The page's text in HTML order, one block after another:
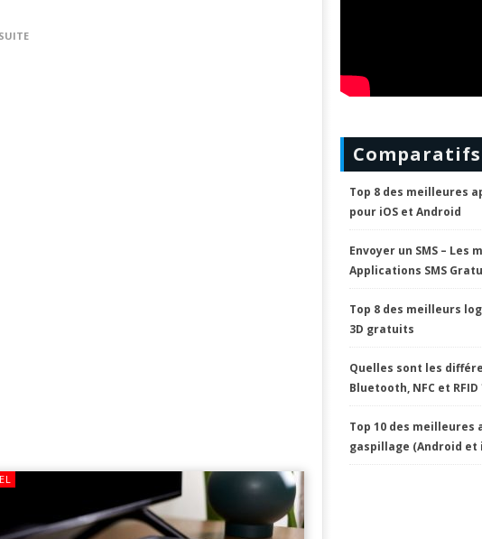
Comparatifs
Top 8 des meilleures
pour iOS et Android
Envoyer un SMS – Les
Applications SMS
Top 8 des meilleurs
3D gratuits
Quelles sont les
Bluetooth, NFC et RFID
Top 10 des
gaspillage (Android et